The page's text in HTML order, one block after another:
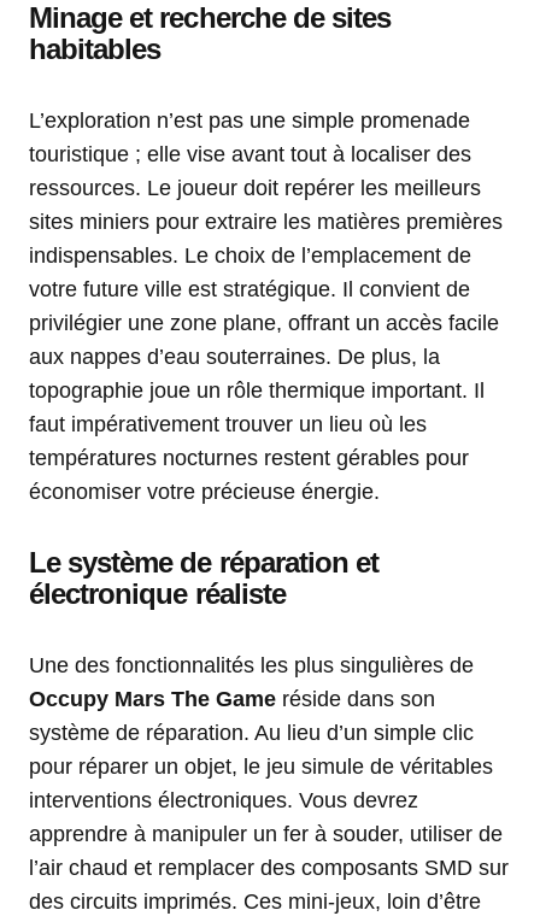
Minage et recherche de sites
habitables
L’exploration n’est pas une simple promenade
touristique ; elle vise avant tout à localiser des
ressources. Le joueur doit repérer les meilleurs
sites miniers pour extraire les matières premières
indispensables. Le choix de l’emplacement de
votre future ville est stratégique. Il convient de
privilégier une zone plane, offrant un accès facile
aux nappes d’eau souterraines. De plus, la
topographie joue un rôle thermique important. Il
faut impérativement trouver un lieu où les
températures nocturnes restent gérables pour
économiser votre précieuse énergie.
Le système de réparation et
électronique réaliste
Une des fonctionnalités les plus singulières de
Occupy Mars The Game réside dans son
système de réparation. Au lieu d’un simple clic
pour réparer un objet, le jeu simule de véritables
interventions électroniques. Vous devrez
apprendre à manipuler un fer à souder, utiliser de
l’air chaud et remplacer des composants SMD sur
des circuits imprimés. Ces mini-jeux, loin d’être